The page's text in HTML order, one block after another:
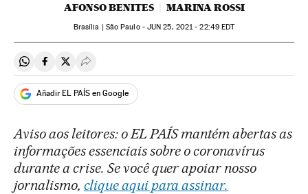
AFONSO BENITES MARINA ROSSI
Brasília | São Paulo - JUN 25, 2021 - 22:49EDT
Compartir en Whatsapp
Compartir en Facebook
Compartir en Twitter
Desplegar Redes Sociales
Añadir EL PAÍS en Google
Aviso aos leitores: o EL PAÍS mantém abertas as
informações essenciais sobre o coronavírus
durante a crise. Se você quer apoiar nosso
jornalismo, clique aqui para assinar.